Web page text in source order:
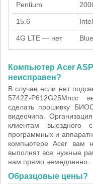
Pentium
15.6
4G LTE — нет
Компьютер Acer
неисправен?
В случае если нет
5742Z-P612G25Mncc
сделать прошивку
видеочипа.
клиентам выездного
программных и
компьютере Acer вам
выполнят все нужные
нам прямо немедленно.
Образцовые цены?